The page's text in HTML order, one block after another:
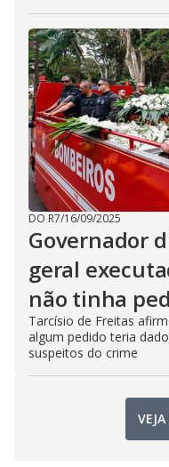
DO R7/16/09/2025
Governador
geral
não tinha
Tarcísio de Freitas
algum pedido teria
suspeitos do crime